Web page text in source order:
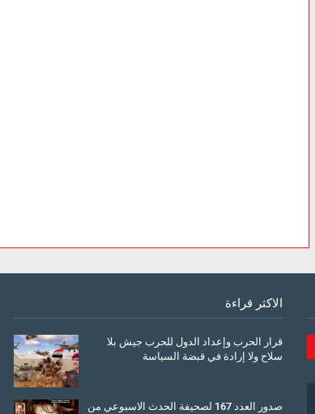
الاكثر قراءة
قرار الحرب وإعداد الدول للحرب جيش بلا
سلاح ولا إرادة في قبضة السياسة
صدور العدد 167 لصحيفة الحدث الاسبوعي من